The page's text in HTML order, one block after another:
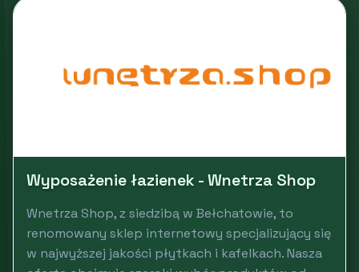
Wyposażenie łazienek - Wnetrza Shop
Wnetrza Shop, z siedzibą w Bełchatowie, to
renomowany sklep internetowy specjalizujący się
w najwyższej jakości płytkach i kafelkach. Nasza